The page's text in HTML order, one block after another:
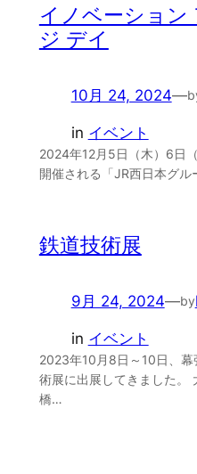
イノベーション
ジ デイ
10月 24, 2024—
in イベント
2024年12月5日（木）6日
開催される「JR西日本グ
鉄道技術展
9月 24, 2024—by
in イベント
2023年10月8日～10日、
術展に出展してきました。
橋…